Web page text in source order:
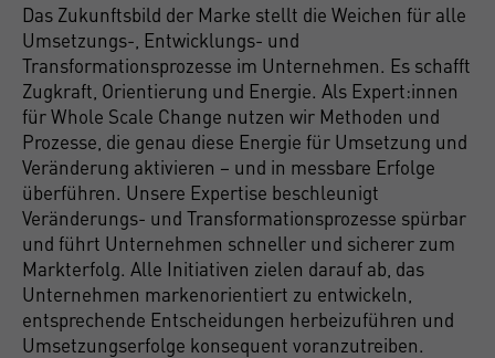
Das Zukunftsbild der Marke stellt die Weichen für alle
Umsetzungs-, Entwicklungs- und
Transformationsprozesse im Unternehmen. Es schafft
Zugkraft, Orientierung und Energie. Als Expert:innen
für Whole Scale Change nutzen wir Methoden und
Prozesse, die genau diese Energie für Umsetzung und
Veränderung aktivieren – und in messbare Erfolge
überführen. Unsere Expertise beschleunigt
Veränderungs- und Transformationsprozesse spürbar
und führt Unternehmen schneller und sicherer zum
Markterfolg. Alle Initiativen zielen darauf ab, das
Unternehmen markenorientiert zu entwickeln,
entsprechende Entscheidungen herbeizuführen und
Umsetzungserfolge konsequent voranzutreiben.